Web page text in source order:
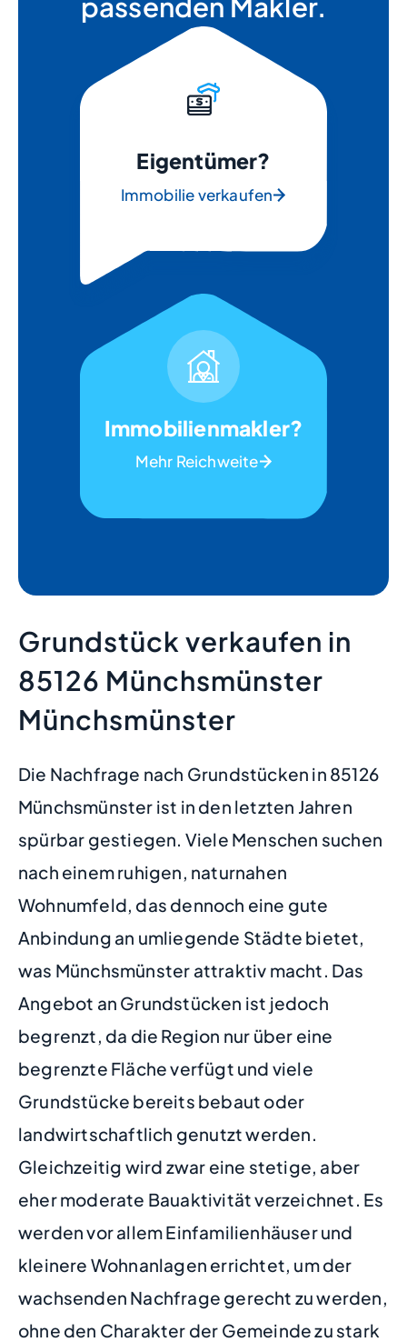
Eigentümer?
Immobilie verkaufen
Immobilienmakler?
Mehr Reichweite
Grundstück verkaufen in
85126 Münchsmünster
Münchsmünster
Die Nachfrage nach Grundstücken in 85126
Münchsmünster ist in den letzten Jahren
spürbar gestiegen. Viele Menschen suchen
nach einem ruhigen, naturnahen
Wohnumfeld, das dennoch eine gute
Anbindung an umliegende Städte bietet,
was Münchsmünster attraktiv macht. Das
Angebot an Grundstücken ist jedoch
begrenzt, da die Region nur über eine
begrenzte Fläche verfügt und viele
Grundstücke bereits bebaut oder
landwirtschaftlich genutzt werden.
Gleichzeitig wird zwar eine stetige, aber
eher moderate Bauaktivität verzeichnet. Es
werden vor allem Einfamilienhäuser und
kleinere Wohnanlagen errichtet, um der
wachsenden Nachfrage gerecht zu werden,
ohne den Charakter der Gemeinde zu stark